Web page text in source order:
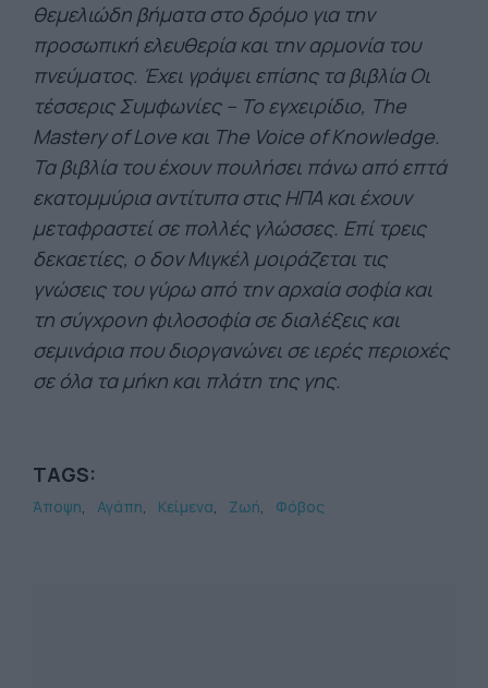
θεμελιώδη βήματα στο δρόμο για την
προσωπική ελευθερία και την αρμονία του
πνεύματος. Έχει γράψει επίσης τα βιβλία Οι
τέσσερις Συμφωνίες – Το εγχειρίδιο, The
Mastery of Love και The Voice of Knowledge.
Τα βιβλία του έχουν πουλήσει πάνω από επτά
εκατομμύρια αντίτυπα στις ΗΠΑ και έχουν
μεταφραστεί σε πολλές γλώσσες. Επί τρεις
δεκαετίες, ο δον Μιγκέλ μοιράζεται τις
γνώσεις του γύρω από την αρχαία σοφία και
τη σύγχρονη φιλοσοφία σε διαλέξεις και
σεμινάρια που διοργανώνει σε ιερές περιοχές
σε όλα τα μήκη και πλάτη της γης.
TAGS:
Άποψη Αγάπη Κείμενα Ζωή Φόβος